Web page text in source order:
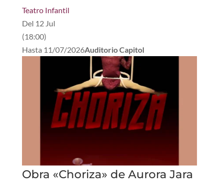
Teatro Infantil
Del 12 Jul
(18:00)
Hasta 11/07/2026Auditorio Capitol
Obra «Choriza» de Aurora Jara